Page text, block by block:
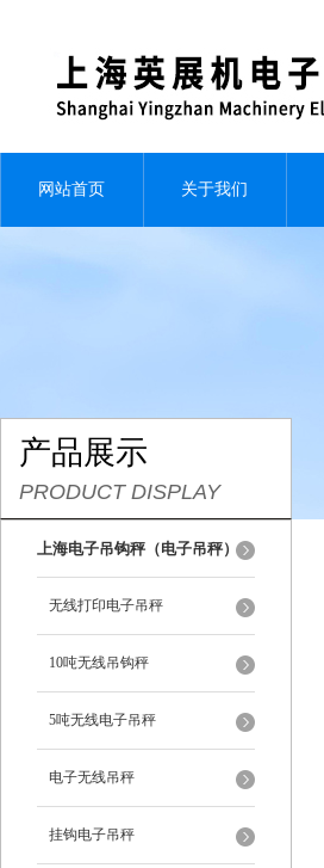
网站首页 关于我们
产品展示
PRODUCT DISPLAY
上海电子吊钩秤（电子吊秤）
无线打印电子吊秤
10吨无线吊钩秤
5吨无线电子吊秤
电子无线吊秤
挂钩电子吊秤